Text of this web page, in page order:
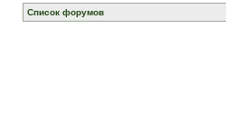
Список форумов